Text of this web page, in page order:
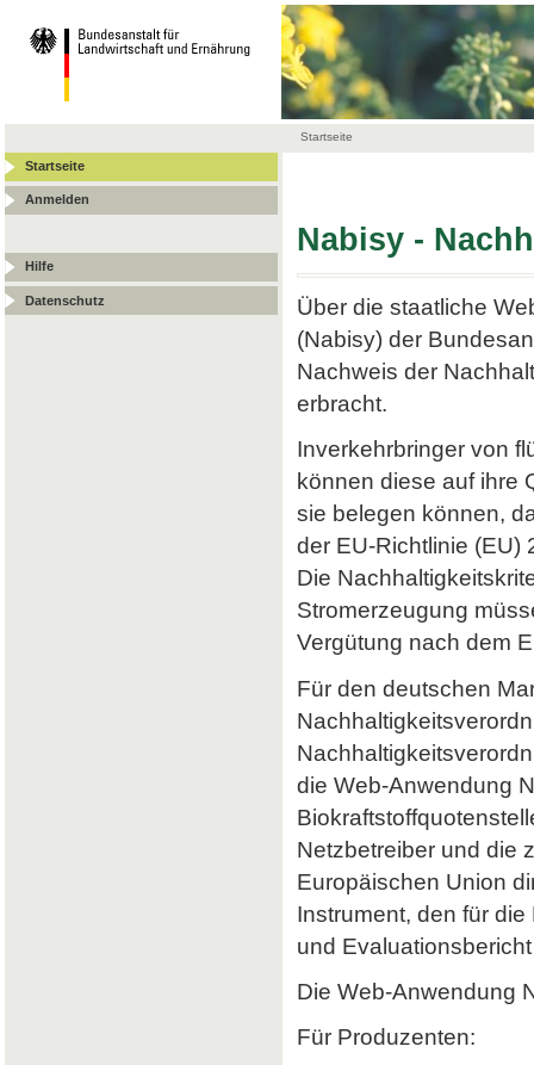
Startseite
Startseite
Anmelden
Hilfe
Datenschutz
Nabisy -
Über die staatliche
(Nabisy) der
Nachweis der
erbracht.
Inverkehrbringer von
können diese auf ihre
sie belegen können,
der EU-Richtlinie (EU)
Die
Stromerzeugung
Vergütung nach dem
Für den deutschen
die Web-Anwendung
Netzbetreiber und die
Europäischen Union
Instrument, den für
und
Die Web-Anwendung
Für Produzenten: